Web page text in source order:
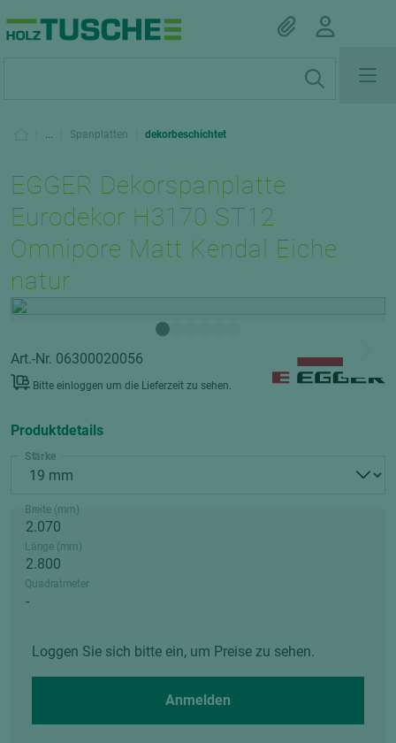
... Spanplatten dekorbeschichtet
EGGER Dekorspanplatte
Eurodekor H3170 ST12
Omnipore Matt Kendal Eiche
natur
Art.-Nr. 06300020056
Bitte einloggen um die Lieferzeit zu sehen.
Produktdetails
Stärke
Breite (mm)
Länge (mm)
Quadratmeter
Loggen Sie sich bitte ein, um Preise zu sehen.
Anmelden